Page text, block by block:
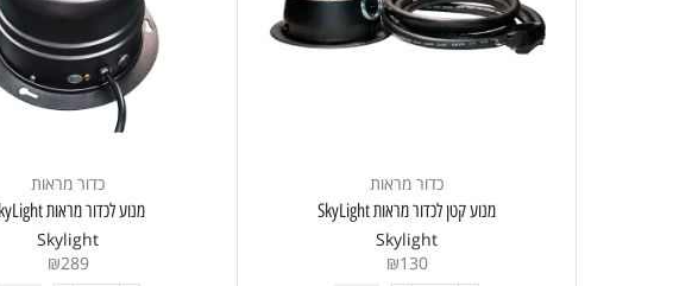
כדור מראות
מנוע קטן לכדור מראות SkyLight
Skylight
₪130
כדור מראות
מנוע לכדור מראות SkyLight
Skylight
₪289